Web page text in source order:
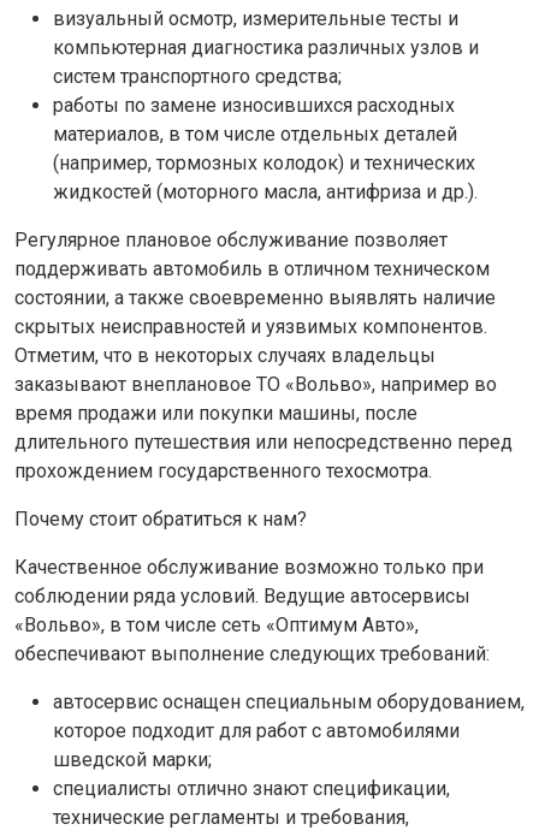
визуальный осмотр, измерительные тесты и
компьютерная диагностика различных узлов и
систем транспортного средства;
работы по замене износившихся расходных
материалов, в том числе отдельных деталей
(например, тормозных колодок) и технических
жидкостей (моторного масла, антифриза и др.).
Регулярное плановое обслуживание позволяет
поддерживать автомобиль в отличном техническом
состоянии, а также своевременно выявлять наличие
скрытых неисправностей и уязвимых компонентов.
Отметим, что в некоторых случаях владельцы
заказывают внеплановое ТО «Вольво», например во
время продажи или покупки машины, после
длительного путешествия или непосредственно перед
прохождением государственного техосмотра.
Почему стоит обратиться к нам?
Качественное обслуживание возможно только при
соблюдении ряда условий. Ведущие автосервисы
«Вольво», в том числе сеть «Оптимум Авто»,
обеспечивают выполнение следующих требований:
автосервис оснащен специальным оборудованием,
которое подходит для работ с автомобилями
шведской марки;
специалисты отлично знают спецификации,
технические регламенты и требования,